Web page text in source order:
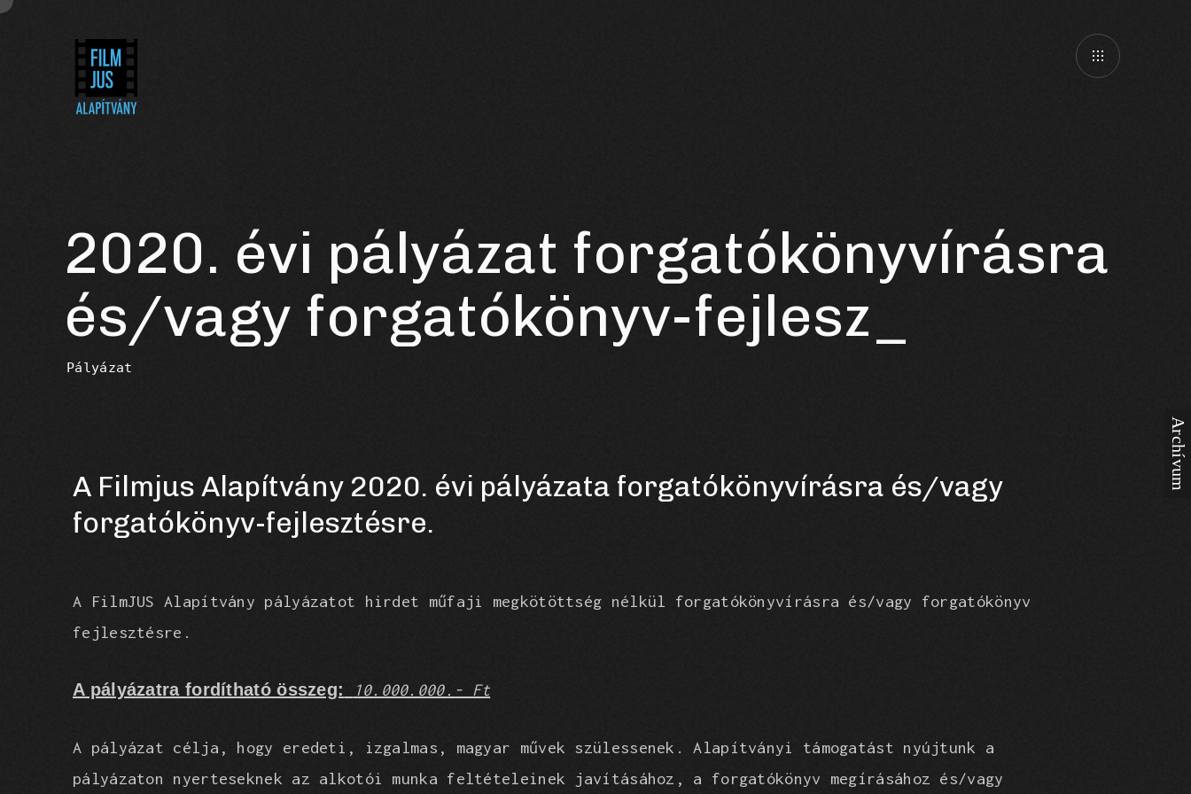
2020. évi pályázat forgatókönyvírásra
és/vagy forgatókönyv-fejlesztésre
Pályázat
A Filmjus Alapítvány 2020. évi pályázata forgatókönyvírásra és/vagy
forgatókönyv-fejlesztésre.
A FilmJUS Alapítvány pályázatot hirdet műfaji megkötöttség nélkül forgatókönyvírásra és/vagy forgatókönyv
fejlesztésre.
A pályázatra fordítható összeg: 10.000.000.- Ft
A pályázat célja, hogy eredeti, izgalmas, magyar művek szülessenek. Alapítványi támogatást nyújtunk a
pályázaton nyerteseknek az alkotói munka feltételeinek javításához, a forgatókönyv megírásához és/vagy